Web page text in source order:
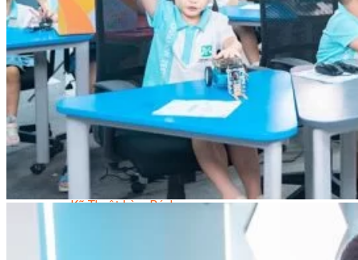
Khóa Học Họa Sĩ Ai
Khóa Học Biên Tập Video Với Ai
Mc Nhí
Kỳ Thủ Cờ Vua
Lập Trình Cho Trẻ Em
Robotic trẻ em
Piano Trẻ Em
Thanh Nhạc Trẻ Em
Sơ Cấp Cứu Cho Trẻ Em
Toán Tư Duy
Bếp Gia Đình
Trung Cấp CET
Kỹ Thuật Chế Biến Món Ăn
Kỹ Thuật Làm Bánh
Quản Lý Kinh Doanh Nhà Hàng Và Dịch Vụ Ăn Uống